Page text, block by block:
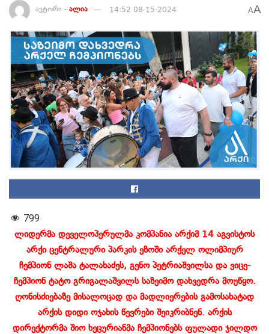
ავტორი - ალია 14:52 08-15-2024 AA
799
ლიდერმა დეველოპერულმა კომპანია არქიმ 14 აგვისტოს
არქი ცენტრალური პარკის ეზოში არქელ ოლიმპიურ
ჩემპიონ ლაშა ტალახაძეს, გენო პეტრიაშვილსა და ვიცე-
ჩემპიონ ტატო გრიგალაშვილს საზეიმო დახვედრა მოუწყო.
ღონისძიებაზე მისალოცად და მადლიერების გამოსახატად
არქის დიდი ოჯახის წევრები შეიკრიბნენ. არქის
დირექტორმა შიო ხეცურიანმა ჩემპიონებს ფულადი ჯილდო